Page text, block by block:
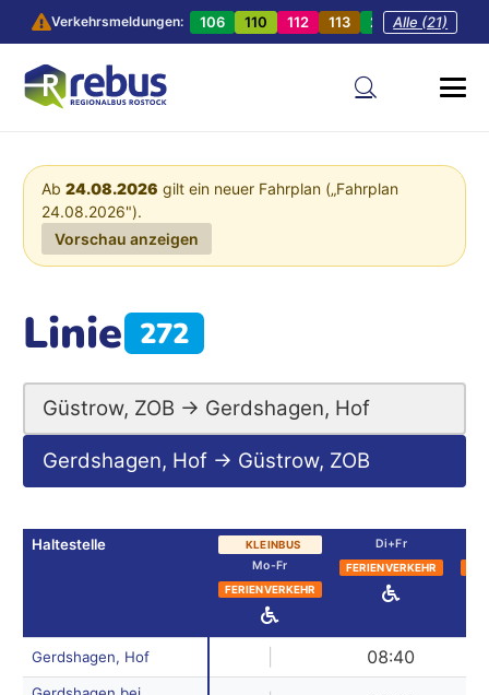
Verkehrsmeldungen: 106 110 112 113 201 202
Alle (21)
Ab 24.08.2026 gilt ein neuer Fahrplan („Fahrplan
24.08.2026").
Vorschau anzeigen
Linie 272
Güstrow, ZOB → Gerdshagen, Hof
Gerdshagen, Hof → Güstrow, ZOB
Haltestelle KLEINBUS
Mo-Fr
FERIENVERKEHR
Di+Fr
FERIENVERKEHR
Gerdshagen, Hof 08:40